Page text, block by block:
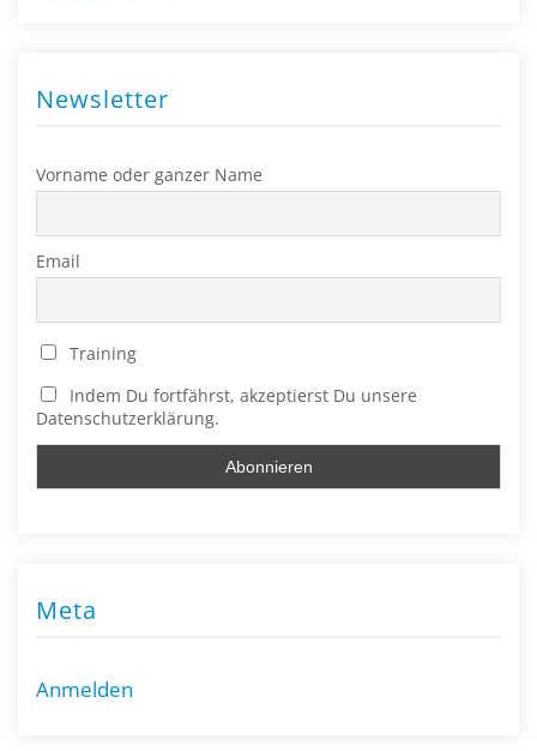
Newsletter
Vorname oder ganzer Name
Email
Training
Indem Du fortfährst, akzeptierst Du unsere
Datenschutzerklärung.
Meta
Anmelden